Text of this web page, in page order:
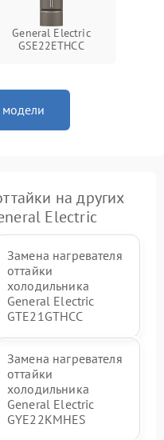
General Electric
GSE22ETHCC
модели
на других
Electric
Замена нагревателя
оттайки
холодильника
General Electric
GTE21GTHCC
Замена нагревателя
оттайки
холодильника
General Electric
GYE22KMHES